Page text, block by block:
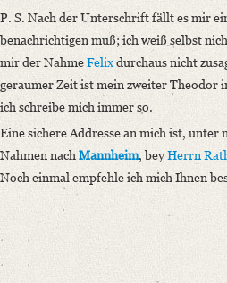
P. S. Nach der Unterschrift fällt es mir
benachrichtigen muß; ich weiß selbst
mir der NahmeFelixdurchaus nicht
geraumer Zeit ist mein zweiter Theodor
ich schreibe mich immer so.
Eine sichere Addresse an mich ist, unter
Nahmen nach Mannheim, beyHerrn
Noch einmal empfehle ich mich Ihnen